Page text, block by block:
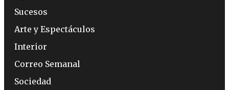
Sucesos
Arte y Espectáculos
Interior
Correo Semanal
Sociedad